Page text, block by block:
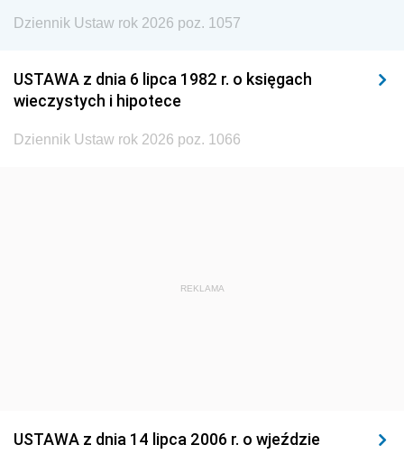
1935 1934
1929 1928 1927
Dziennik Ustaw rok 2026 poz. 1057
USTAWA z dnia 6 lipca 1982 r. o księgach
wieczystych i hipotece
Dziennik Ustaw rok 2026 poz. 1066
REKLAMA
USTAWA z dnia 14 lipca 2006 r. o wjeździe